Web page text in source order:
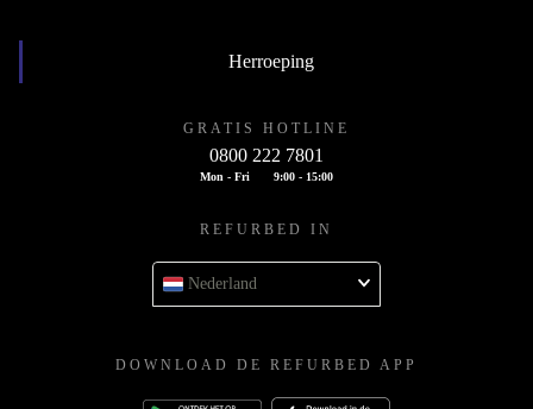
Herroeping
GRATIS HOTLINE
0800 222 7801
Mon - Fri 9:00 - 15:00
REFURBED IN
Nederland
DOWNLOAD DE REFURBED APP